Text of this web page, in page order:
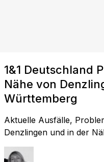
1&1 Deutschland
Nähe von
Württemberg
Aktuelle Ausfälle,
Denzlingen und in der